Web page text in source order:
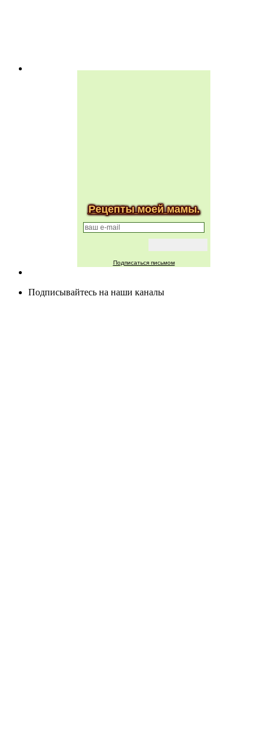
Рецепты моей мамы.
Подписаться письмом
Подписывайтесь на наши каналы